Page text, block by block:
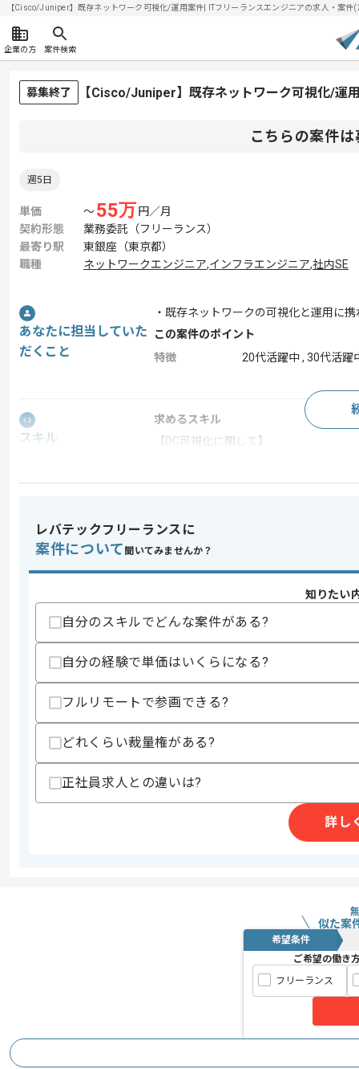
【Cisco/Juniper】既存ネットワーク可視化/運用案件| ITフリーランスエンジニアの求人・案
企業の方 案件検索
募集終了 【Cisco/Juniper】既存ネットワーク可視化/運
こちらの案件
週5日
単価 〜55万 円／月
契約形態
業務委託（フリーランス）
最寄り駅
東銀座（東京都）
職種
ネットワークエンジニア,インフラエンジニア,社内SE
あなたに担当していた
だくこと
・既存ネットワークの可視化と運用に
この案件のポイント
特徴
20代活躍中 , 30代活躍
スキル
求めるスキル
【DC可視化に関して】
・物理作業経験
・Brocade/Cisco/Juniperのすべて、あ
・VLANの設定、基本的なロードバラン
上記に似た経験やスキルをお持ちであれば
精算・お支払い
精算条件
有
その他募集要項
商談回数
2017/11/01
800社に及ぶ運用実績を誇る企業です。
既存ネットワークの可視化、運用に携
ネットワーク運用経験がある方にマッ
レバテックフリーランスに
案件について 聞いてみませんか？
知りたい
自分のスキルでどんな案件がある?
自分の経験で単価はいくらになる?
フルリモートで参画できる?
どれくらい裁量権がある?
正社員求人との違いは?
詳し
似た案
希望条件
ご希望の働き
フリーランス